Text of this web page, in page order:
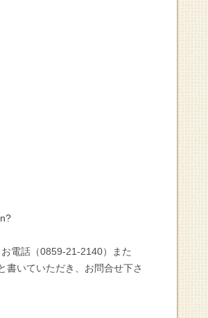
電話（0859-21-2140）また
いていただき、お問合せ下さ